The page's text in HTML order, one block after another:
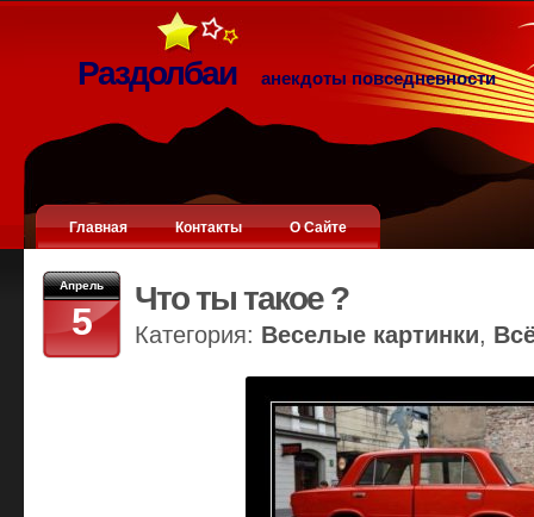
Раздолбаи анекдоты повседневности
Главная Контакты О Сайте
Апрель
5
Что ты такое ?
Категория: Веселые картинки,